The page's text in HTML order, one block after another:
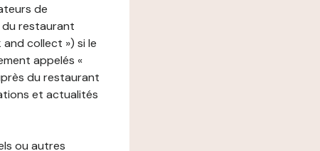
de
restaurant
collect ») si le
appelés «
du restaurant
et actualités
ou autres